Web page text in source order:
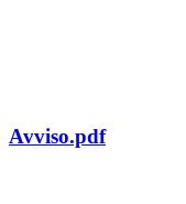
Avviso.pdf